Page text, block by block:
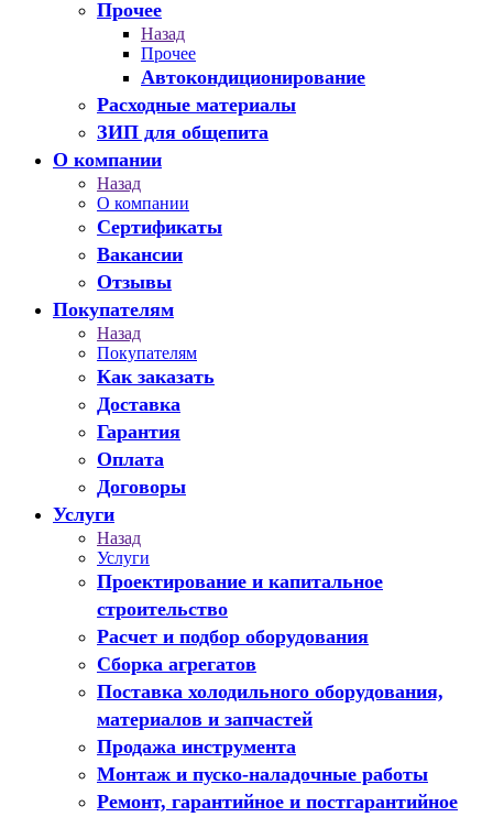
Прочее
Назад
Прочее
Автокондиционирование
Расходные материалы
ЗИП для общепита
О компании
Назад
О компании
Сертификаты
Вакансии
Отзывы
Покупателям
Назад
Покупателям
Как заказать
Доставка
Гарантия
Оплата
Договоры
Услуги
Назад
Услуги
Проектирование и капитальное
строительство
Расчет и подбор оборудования
Сборка агрегатов
Поставка холодильного оборудования,
материалов и запчастей
Продажа инструмента
Монтаж и пуско-наладочные работы
Ремонт, гарантийное и постгарантийное